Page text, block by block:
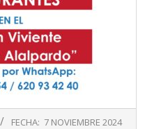
FECHA: 7 NOVIEMBRE 2024